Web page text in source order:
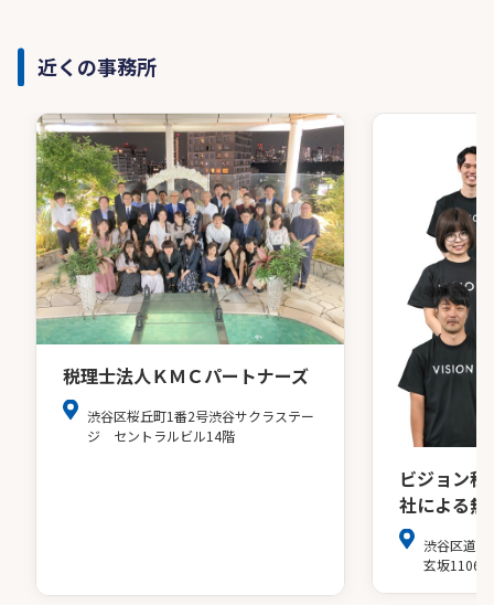
近くの事務所
税理士法人ＫＭＣパートナーズ
渋谷区桜丘町1番2号渋谷サクラステー
ジ セントラルビル14階
ビジョン
社による無
渋谷区道
玄坂1106